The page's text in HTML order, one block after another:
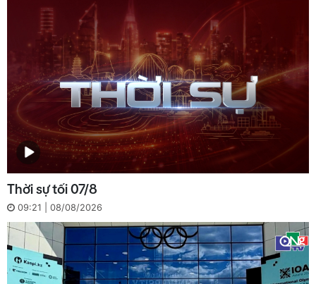
Thời sự tối 07/8
09:21 | 08/08/2026